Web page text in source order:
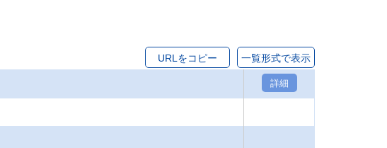
URLをコピー 一覧形式で表示
詳細